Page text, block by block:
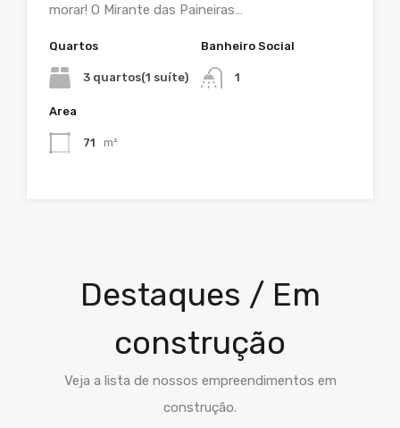
morar! O Mirante das Paineiras…
Quartos
3 quartos(1 suíte)
Banheiro Social
1
Area
71 m²
Destaques / Em
construção
Veja a lista de nossos empreendimentos em
construção.